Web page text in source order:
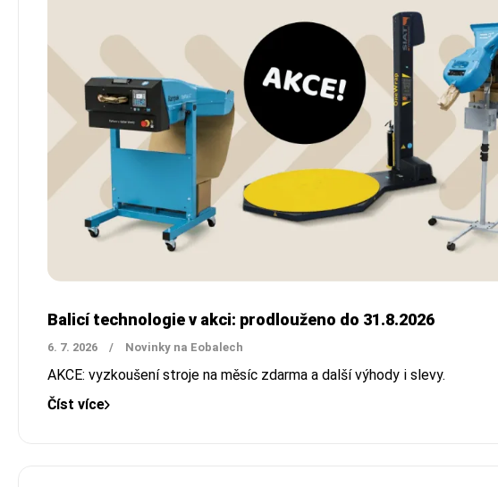
Balicí technologie v akci: prodlouženo do 31.8.2026
6. 7. 2026 / Novinky na Eobalech
AKCE: vyzkoušení stroje na měsíc zdarma a další výhody i slevy.
Číst více